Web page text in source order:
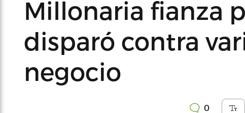
Millonaria fianza
disparó contra
negocio
0